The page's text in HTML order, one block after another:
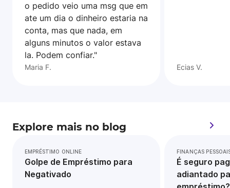
o pedido veio uma msg que em
ate um dia o dinheiro estaria na
conta, mas que nada, em
alguns minutos o valor estava
la. Podem confiar."
Maria F. Ecias V.
Explore mais no blog
EMPRÉSTIMO ONLINE
Golpe de Empréstimo para
Negativado
FINANÇAS
É seguro
adiantado